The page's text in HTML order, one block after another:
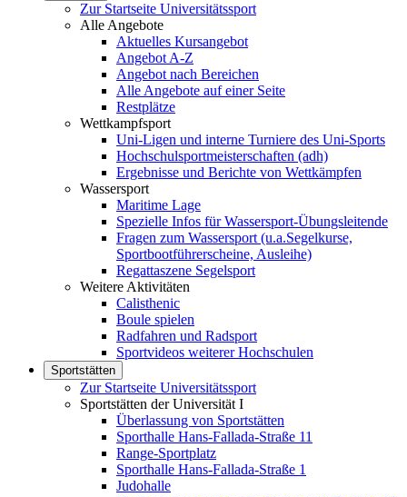
Zur Startseite Universitätssport
Alle Angebote
Aktuelles Kursangebot
Angebot A-Z
Angebot nach Bereichen
Alle Angebote auf einer Seite
Restplätze
Wettkampfsport
Uni-Ligen und interne Turniere des Uni-Sports
Hochschulsportmeisterschaften (adh)
Ergebnisse und Berichte von Wettkämpfen
Wassersport
Maritime Lage
Spezielle Infos für Wassersport-Übungsleitende
Fragen zum Wassersport (u.a.Segelkurse,
Sportbootführerscheine, Ausleihe)
Regattaszene Segelsport
Weitere Aktivitäten
Calisthenic
Boule spielen
Radfahren und Radsport
Sportvideos weiterer Hochschulen
Sportstätten
Zur Startseite Universitätssport
Sportstätten der Universität I
Überlassung von Sportstätten
Sporthalle Hans-Fallada-Straße 11
Range-Sportplatz
Sporthalle Hans-Fallada-Straße 1
Judohalle